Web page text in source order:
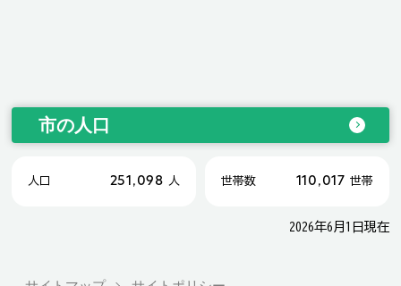
市の人口
人口 251,098 人 世帯数 110,017 世帯
2026年6月1日現在